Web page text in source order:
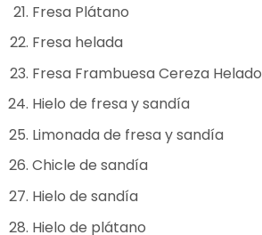
Fresa Plátano
Fresa helada
Fresa Frambuesa Cereza Helado
Hielo de fresa y sandía
Limonada de fresa y sandía
Chicle de sandía
Hielo de sandía
Hielo de plátano